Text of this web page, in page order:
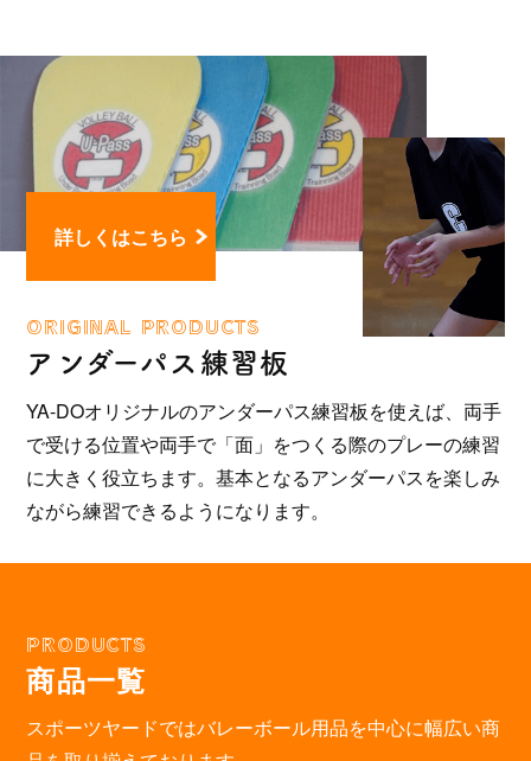
詳しくはこちら
ORIGINAL PRODUCTS
アンダーパス練習板
YA-DOオリジナルのアンダーパス練習板を使えば、両手
で受ける位置や両手で「面」をつくる際のプレーの練習
に大きく役立ちます。基本となるアンダーパスを楽しみ
ながら練習できるようになります。
PRODUCTS
商品一覧
スポーツヤードではバレーボール用品を中心に幅広い商